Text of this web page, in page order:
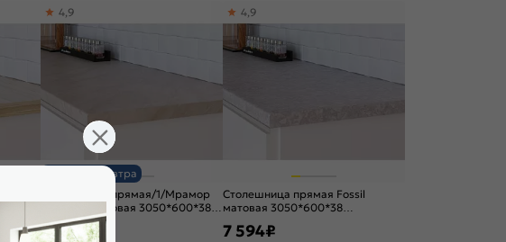
Доставим завтра
Столешница прямая/1/Мрамор
бежевый матовая 3050*600*38
(влагостойкая)R3
4,9
7 594₽
Столешница прямая Fossil
матовая 3050*600*38
4,9
7 594₽